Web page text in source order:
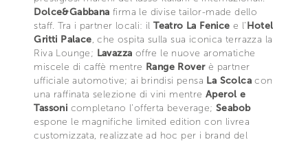
Dolce&Gabbana firma le divise tailor-made dello
staff. Tra i partner locali: ilTeatro La Fenice e l’Hotel
Gritti Palace, che ospita sulla sua iconica terrazza la
Riva Lounge; Lavazza offre le nuove aromatiche
miscele di caffè mentre Range Roverè partner
ufficiale automotive; ai brindisi pensa La Scolcacon
una raffinata selezione di vini mentre Aperol e
Tassoni completano l’offerta beverage; Seabob
espone le magnifiche limited edition con livrea
customizzata, realizzate ad hoc per i brand del